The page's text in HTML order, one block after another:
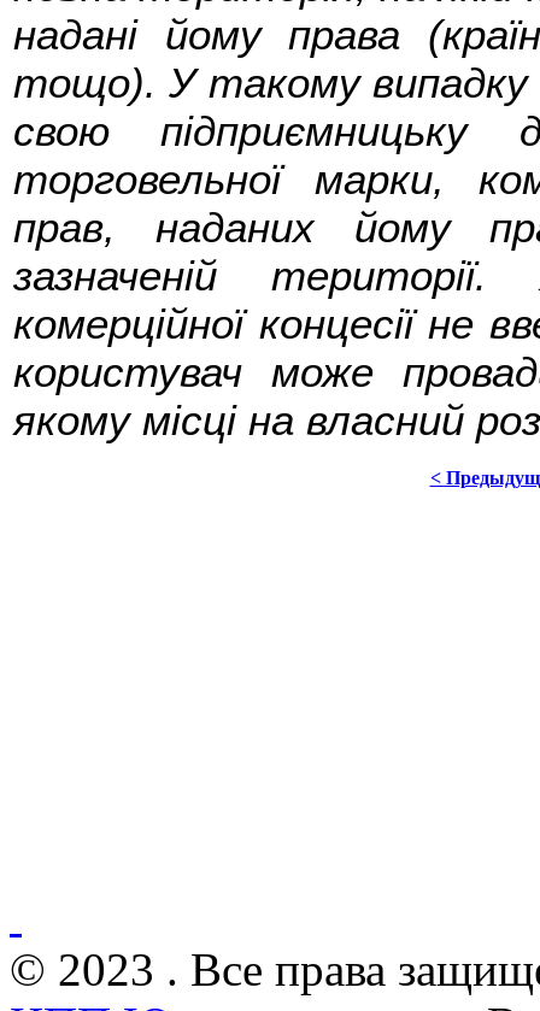
надані йому права
тощо). У такому випадку
свою підприємницьку
торговельної марки,
прав, наданих йому
зазначеній
комерційної концесії не
користувач може
якому місці на власний
<
© 2023 . Все права